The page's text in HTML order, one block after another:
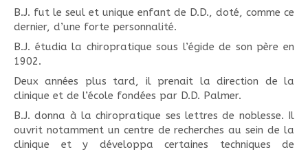
B.J. fut le seul et unique enfant de D.D., doté, comme ce
dernier, d’une forte personnalité.
B.J. étudia la chiropratique sous l’égide de son père en
1902.
Deux années plus tard, il prenait la direction de la
clinique et de l’école fondées par D.D. Palmer.
B.J. donna à la chiropratique ses lettres de noblesse. Il
ouvrit notamment un centre de recherches au sein de la
clinique et y développa certaines techniques de